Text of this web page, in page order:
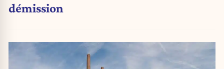
démission